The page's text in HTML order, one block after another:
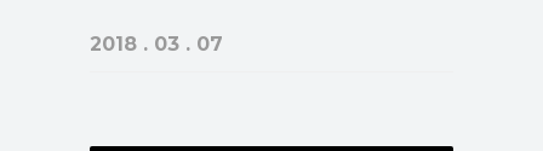
2018 . 03 . 07